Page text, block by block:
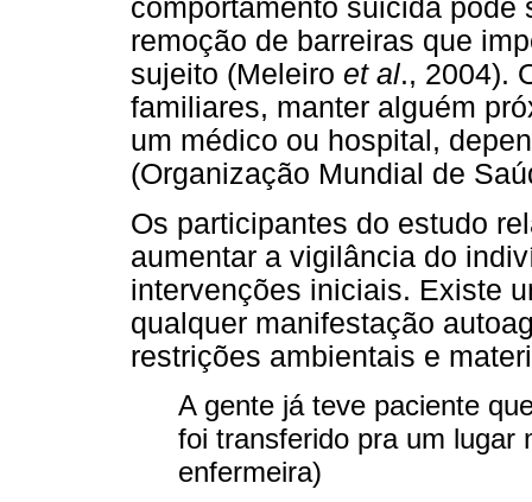
comportamento suicida
remoção de barreiras que
sujeito (Meleiro et al., 2004).
familiares, manter alguém
um médico ou hospital,
(Organização Mundial de
Os participantes do estudo
aumentar a vigilância do
intervenções iniciais. Existe
qualquer manifestação
restrições ambientais e
A gente já teve paciente
foi transferido pra um lugar
enfermeira)